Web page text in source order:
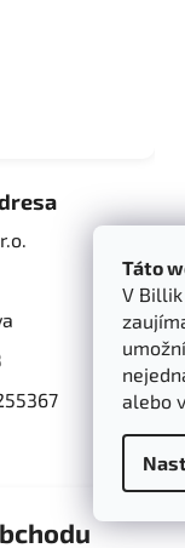
Táto
V
alebo